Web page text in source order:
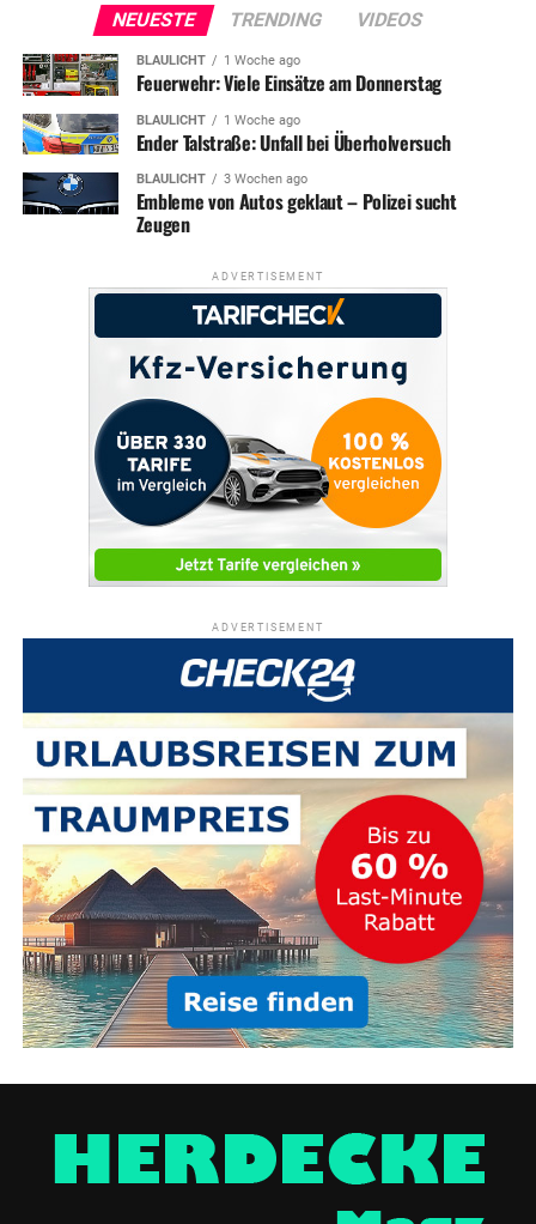
NEUESTE TRENDING VIDEOS
BLAULICHT 1 Woche ago
Feuerwehr: Viele Einsätze am Donnerstag
BLAULICHT 1 Woche ago
Ender Talstraße: Unfall bei Überholversuch
BLAULICHT 3 Wochen ago
Embleme von Autos geklaut – Polizei sucht
Zeugen
ADVERTISEMENT
ADVERTISEMENT